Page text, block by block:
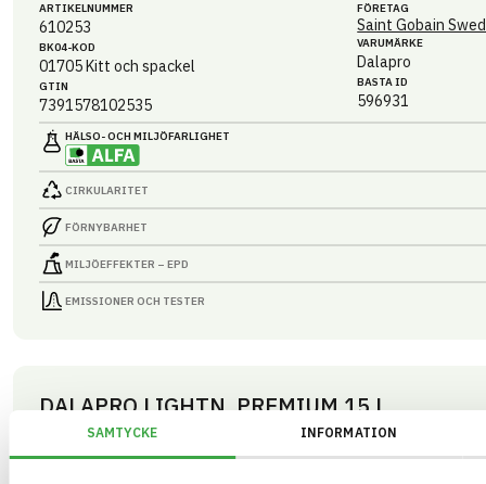
SAMTYCKE INFORMATION
ARTIKEL­NUMMER
610253
BK04-KOD
01705Kitt och spackel
GTIN
7391578102535
FÖRETAG
Saint Gobain
VARUMÄRKE
Dalapro
BASTA ID
596931
HÄLSO- OCH MILJÖ­FARLIGHET
CIRKULARITET
FÖRNYBARHET
MILJÖEFFEKTER – EPD
EMISSIONER OCH TESTER
DALAPRO LIGHTN. PREMIUM 15 L
Spackel för vägg och tak inomhus